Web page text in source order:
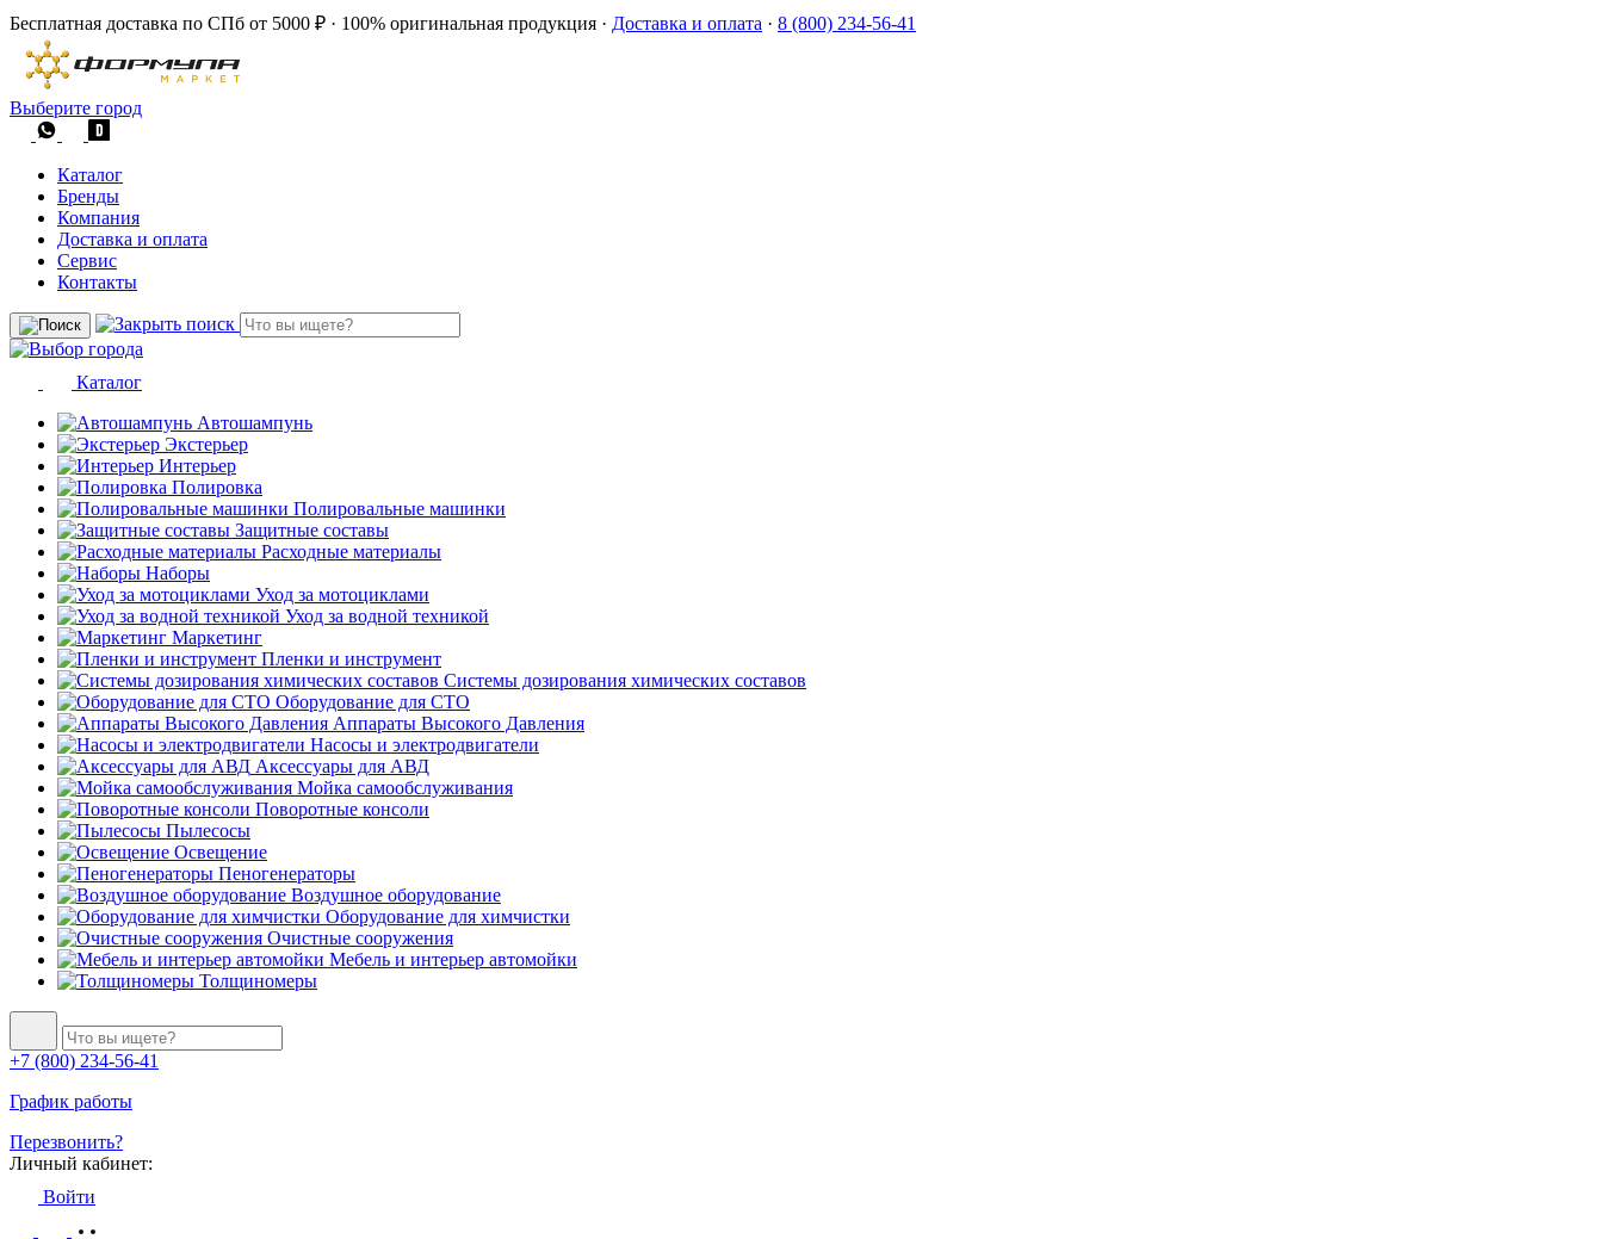
Бесплатная доставка по СПб от 5000 ₽ · 100% оригинальная продукция · Доставка и оплата · 8 (800) 234-56-41
Выберите город
Каталог
Бренды
Компания
Доставка и оплата
Сервис
Контакты
Каталог
Автошампунь
Экстерьер
Интерьер
Полировка
Полировальные машинки
Защитные составы
Расходные материалы
Наборы
Уход за мотоциклами
Уход за водной техникой
Маркетинг
Пленки и инструмент
Системы дозирования химических составов
Оборудование для СТО
Аппараты Высокого Давления
Насосы и электродвигатели
Аксессуары для АВД
Мойка самообслуживания
Поворотные консоли
Пылесосы
Освещение
Пеногенераторы
Воздушное оборудование
Оборудование для химчистки
Очистные сооружения
Мебель и интерьер автомойки
Толщиномеры
+7 (800) 234-56-41
График работы
Перезвонить?
Личный кабинет:
Войти